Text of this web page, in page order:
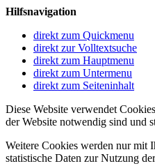
Hilfsnavigation
direkt zum Quickmenu
direkt zur Volltextsuche
direkt zum Hauptmenu
direkt zum Untermenu
direkt zum Seiteninhalt
Diese Website verwendet
der Website notwendig sind und
Weitere Cookies werden nur mit
statistische Daten zur Nutzung